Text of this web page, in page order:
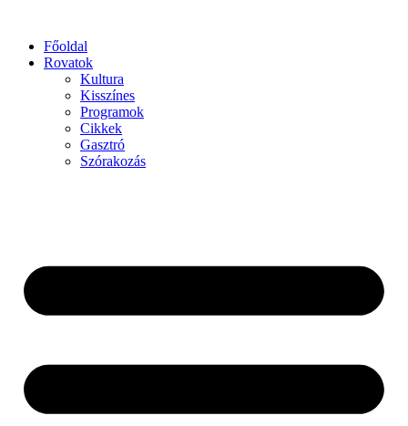
Főoldal
Rovatok
Kultura
Kisszínes
Programok
Cikkek
Gasztró
Szórakozás